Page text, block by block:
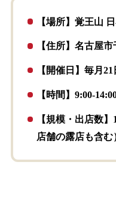
【場所】覚王山
【住所】名古屋
【開催日】毎月21
【時間】9:00-
【規模・出店数
店舗の露店も含む